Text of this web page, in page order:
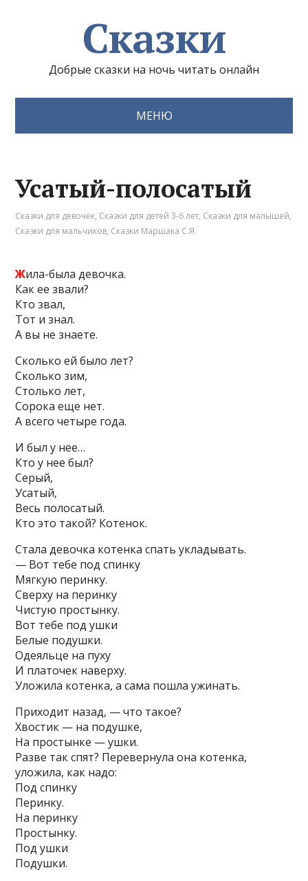
Сказки
Добрые сказки на ночь читать онлайн
МЕНЮ
Усатый-полосатый
Сказки для девочек, Сказки для детей 3-6 лет, Сказки для малышей,
Сказки для мальчиков, Сказки Маршака С.Я.
Жила-была девочка.
Как ее звали?
Кто звал,
Тот и знал.
А вы не знаете.
Сколько ей было лет?
Сколько зим,
Столько лет,
Сорока еще нет.
А всего четыре года.
И был у нее…
Кто у нее был?
Серый,
Усатый,
Весь полосатый.
Кто это такой? Котенок.
Стала девочка котенка спать укладывать.
— Вот тебе под спинку
Мягкую перинку.
Сверху на перинку
Чистую простынку.
Вот тебе под ушки
Белые подушки.
Одеяльце на пуху
И платочек наверху.
Уложила котенка, а сама пошла ужинать.
Приходит назад, — что такое?
Хвостик — на подушке,
На простынке — ушки.
Разве так спят? Перевернула она котенка,
уложила, как надо:
Под спинку
Перинку.
На перинку
Простынку.
Под ушки
Подушки.